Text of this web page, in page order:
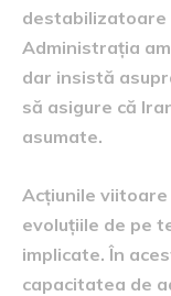
destabilizatoare
Administrația
dar insistă
să asigure că
asumate.
Acțiunile
evoluțiile de pe
implicate. În
capacitatea de